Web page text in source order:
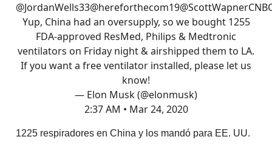
@JordanWells33@hereforthecom19
Yup, China had an oversupply, so we bought 1255
FDA-approved ResMed, Philips & Medtronic
ventilators on Friday night & airshipped them to LA.
If you want a free ventilator installed, please let us
know!
— Elon Musk (@elonmusk)
2:37 AM • Mar 24, 2020
1225 respiradores en China y los mandó para EE. UU.